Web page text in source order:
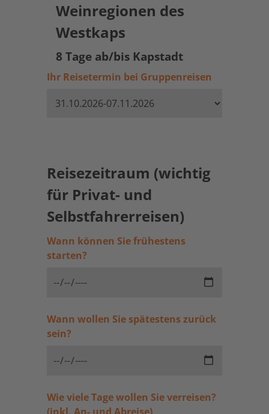
Weinregionen des
Westkaps
8 Tage ab/bis Kapstadt
Ihr Reisetermin bei Gruppenreisen
Reisezeitraum (wichtig
für Privat- und
Selbstfahrerreisen)
Wann können Sie frühestens
starten?
Wann wollen Sie spätestens zurück
sein?
Wie viele Tage wollen Sie verreisen?